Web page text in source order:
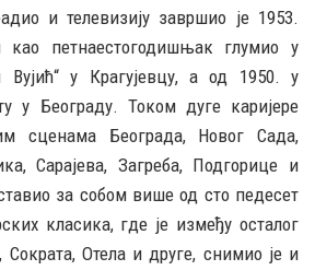
и телевизију завршио је 1953.
као петнаестогодишњак глумио у
Вујић“ у Крагујевцу, а од 1950. у
у Београду. Током дуге каријере
сценама Београда, Новог Сада,
Сарајева, Загреба, Подгорице и
за собом више од сто педесет
класика, где је између осталог
Отела и друге, снимио је и